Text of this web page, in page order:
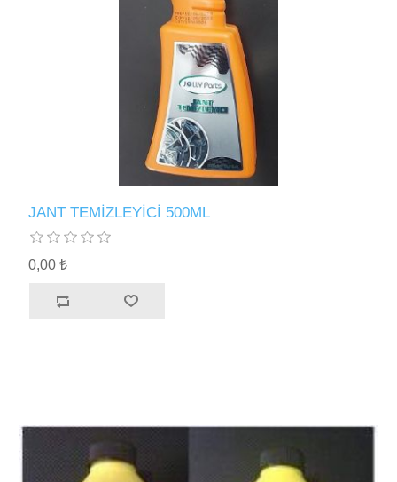
JANT TEMİZLEYİCİ 500ML
0,00 ₺